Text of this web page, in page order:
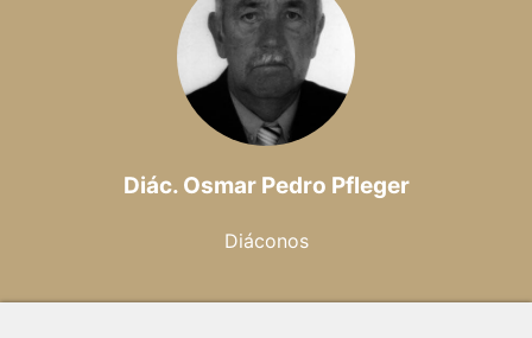
Diác. Osmar Pedro Pfleger
Diáconos